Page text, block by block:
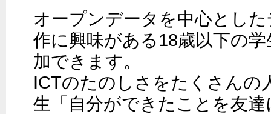
オープンデータを中心とし
作に興味がある18歳以下の
加できます。
ICTのたのしさをたくさんの
生「自分ができたことを友